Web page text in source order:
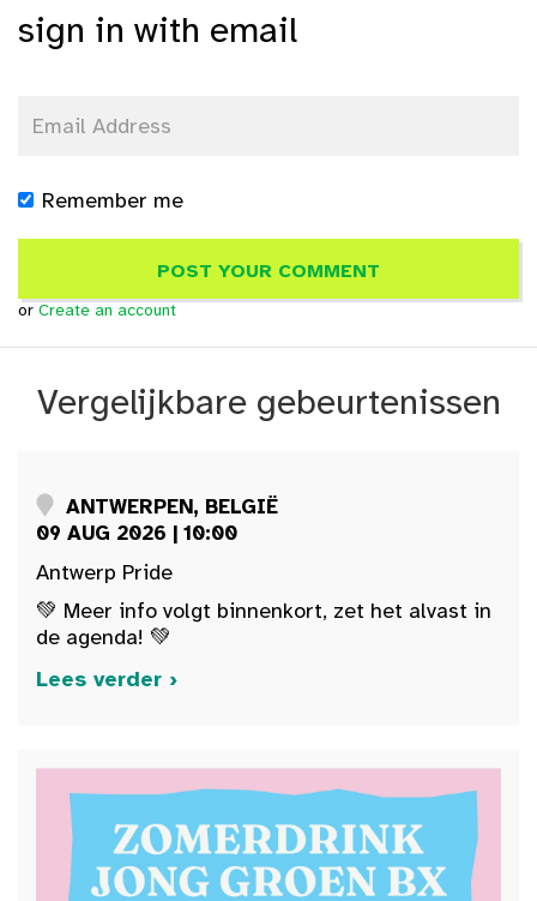
sign in with email
Remember me
or Create an account
Vergelijkbare gebeurtenissen
ANTWERPEN, BELGIË
09 AUG 2026 | 10:00
Antwerp Pride
💚 Meer info volgt binnenkort, zet het alvast in
de agenda! 💚
Lees verder ›